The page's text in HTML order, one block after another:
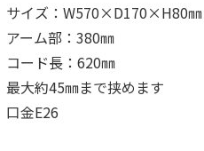
サイズ：W570×D170×H80㎜
アーム部：380㎜
コード長：620㎜
最大約45㎜まで挟めます
口金E26